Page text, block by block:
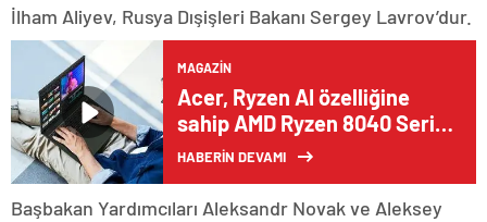
İlham Aliyev, Rusya Dışişleri Bakanı Sergey Lavrov’dur.
MAGAZIN
Acer, Ryzen AI özelliğine
sahip AMD Ryzen 8040 Serisi
İşlemcilerle Donatılan Yeni
Bilgisayarlarını Satışa Sundu
HABERİN DEVAMI
Başbakan Yardımcıları Aleksandr Novak ve Aleksey